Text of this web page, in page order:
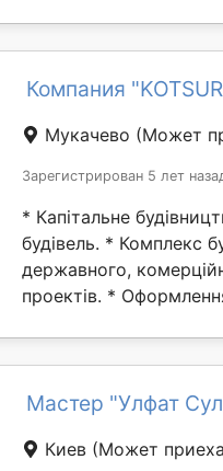
Компания
Мукачево (Может
Зарегистрирован 5 лет
* Капітальне
будівель. * Комплекс
державного,
проектів. *
Мастер "Улфат
Киев (Может